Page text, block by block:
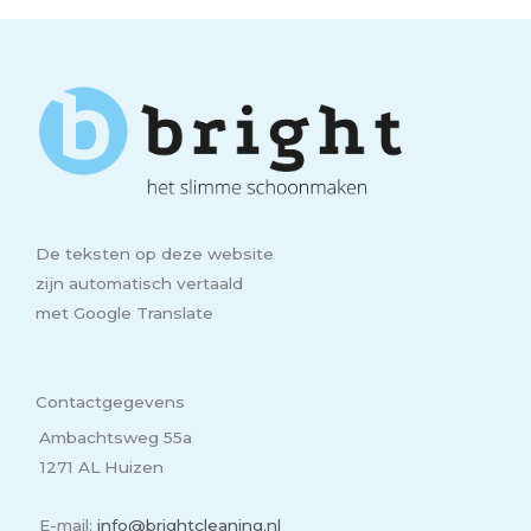
De teksten op deze website
zijn automatisch vertaald
met Google Translate
Contactgegevens
Ambachtsweg 55a
1271 AL Huizen
E-mail: info@brightcleaning.nl